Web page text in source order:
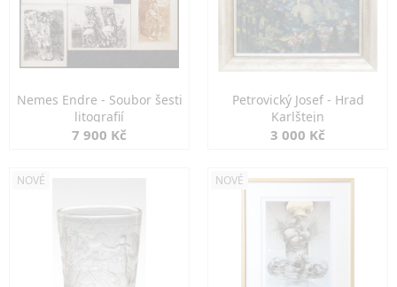
Nemes Endre - Soubor šesti
litografií
7 900 Kč
Petrovický Josef - Hrad
Karlštejn
3 000 Kč
NOVÉ NOVÉ